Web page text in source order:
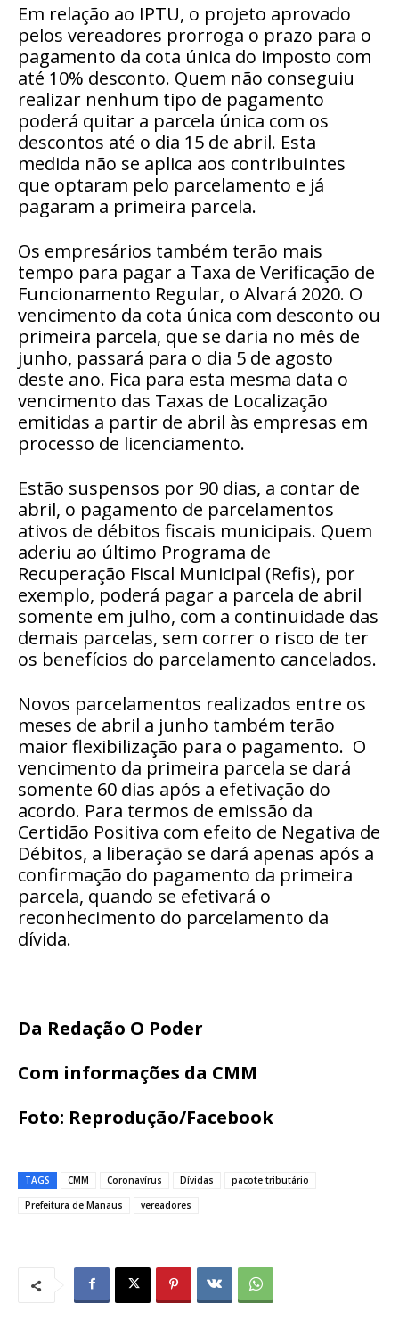
Em relação ao IPTU, o projeto aprovado
pelos vereadores prorroga o prazo para o
pagamento da cota única do imposto com
até 10% desconto. Quem não conseguiu
realizar nenhum tipo de pagamento
poderá quitar a parcela única com os
descontos até o dia 15 de abril. Esta
medida não se aplica aos contribuintes
que optaram pelo parcelamento e já
pagaram a primeira parcela.
Os empresários também terão mais
tempo para pagar a Taxa de Verificação de
Funcionamento Regular, o Alvará 2020. O
vencimento da cota única com desconto ou
primeira parcela, que se daria no mês de
junho, passará para o dia 5 de agosto
deste ano. Fica para esta mesma data o
vencimento das Taxas de Localização
emitidas a partir de abril às empresas em
processo de licenciamento.
Estão suspensos por 90 dias, a contar de
abril, o pagamento de parcelamentos
ativos de débitos fiscais municipais. Quem
aderiu ao último Programa de
Recuperação Fiscal Municipal (Refis), por
exemplo, poderá pagar a parcela de abril
somente em julho, com a continuidade das
demais parcelas, sem correr o risco de ter
os benefícios do parcelamento cancelados.
Novos parcelamentos realizados entre os
meses de abril a junho também terão
maior flexibilização para o pagamento. O
vencimento da primeira parcela se dará
somente 60 dias após a efetivação do
acordo. Para termos de emissão da
Certidão Positiva com efeito de Negativa de
Débitos, a liberação se dará apenas após a
confirmação do pagamento da primeira
parcela, quando se efetivará o
reconhecimento do parcelamento da
dívida.
Da Redação O Poder
Com informações da CMM
Foto: Reprodução/Facebook
TAGS CMM Coronavírus Dívidas
pacote tributário
Prefeitura de Manaus
vereadores